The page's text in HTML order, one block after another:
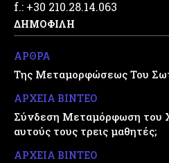
f.: +30 210.28.14.063
ΔΗΜΟΦΙΛΗ
ΑΡΘΡΑ
Της Μεταμορφώσεως Του
ΑΡΧΕΙΑ ΒΙΝΤΕΟ
Σύνδεση Μεταμόρφωση του
αυτούς τους τρεις μαθητές;
ΑΡΧΕΙΑ ΒΙΝΤΕΟ